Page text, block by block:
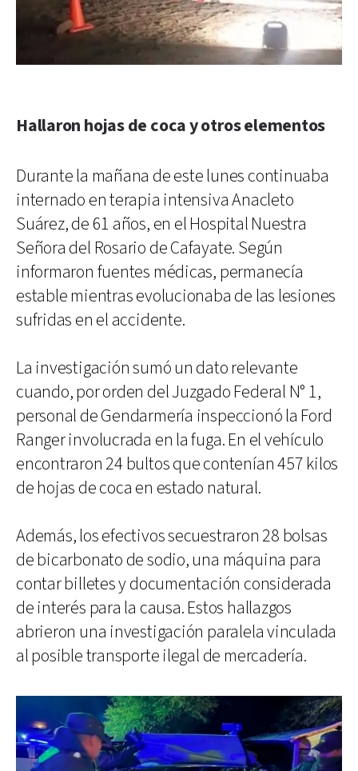
Hallaron hojas de coca y otros elementos
Durante la mañana de este lunes continuaba
internado en terapia intensiva Anacleto
Suárez, de 61 años, en el Hospital Nuestra
Señora del Rosario de Cafayate. Según
informaron fuentes médicas, permanecía
estable mientras evolucionaba de las lesiones
sufridas en el accidente.
La investigación sumó un dato relevante
cuando, por orden del Juzgado Federal N° 1,
personal de Gendarmería inspeccionó la Ford
Ranger involucrada en la fuga. En el vehículo
encontraron 24 bultos que contenían 457 kilos
de hojas de coca en estado natural.
Además, los efectivos secuestraron 28 bolsas
de bicarbonato de sodio, una máquina para
contar billetes y documentación considerada
de interés para la causa. Estos hallazgos
abrieron una investigación paralela vinculada
al posible transporte ilegal de mercadería.